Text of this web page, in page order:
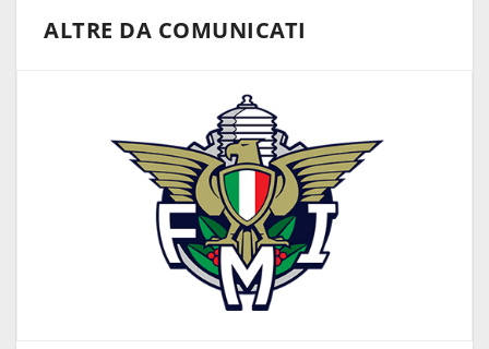
ALTRE DA COMUNICATI